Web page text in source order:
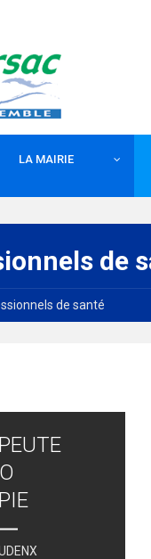
LA MAIRIE
de
de santé